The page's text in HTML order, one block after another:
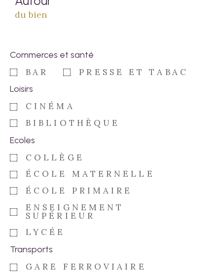
du bien
Commerces et santé
BAR
PRESSE ET TABAC
Loisirs
CINÉMA
BIBLIOTHÈQUE
Ecoles
COLLÈGE
ÉCOLE MATERNELLE
ÉCOLE PRIMAIRE
ENSEIGNEMENT
SUPÉRIEUR
LYCÉE
Transports
GARE FERROVIAIRE